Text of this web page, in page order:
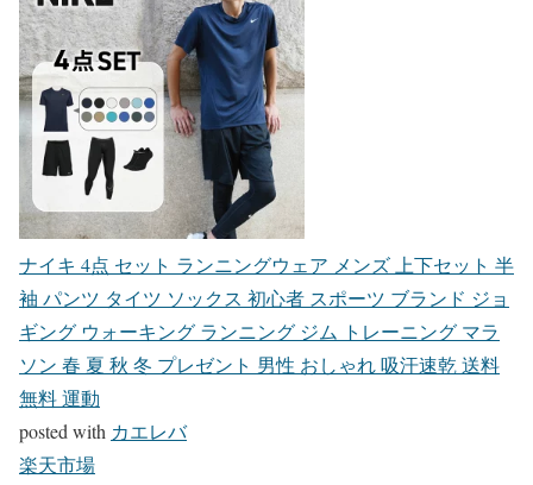
ナイキ 4点 セット ランニングウェア メンズ 上下セット 半
袖 パンツ タイツ ソックス 初心者 スポーツ ブランド ジョ
ギング ウォーキング ランニング ジム トレーニング マラ
ソン 春 夏 秋 冬 プレゼント 男性 おしゃれ 吸汗速乾 送料
無料 運動
posted with カエレバ
楽天市場